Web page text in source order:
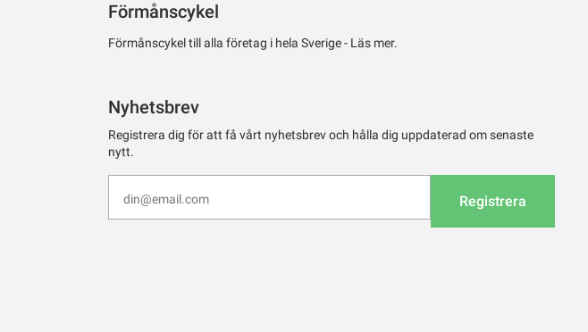
Förmånscykel
Förmånscykel till alla företag i hela Sverige - Läs mer.
Nyhetsbrev
Registrera dig för att få vårt nyhetsbrev och hålla dig uppdaterad om senaste
nytt.
Registrera